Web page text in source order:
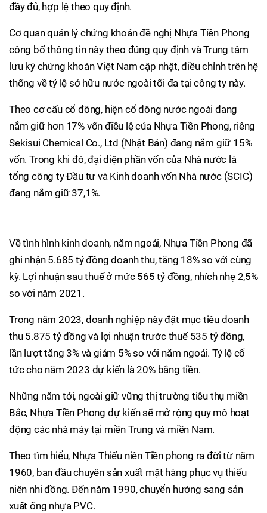
đầy đủ, hợp lệ theo quy định.
Cơ quan quản lý chứng khoán đề nghị Nhựa Tiền Phong
công bố thông tin này theo đúng quy định và Trung tâm
lưu ký chứng khoán Việt Nam cập nhật, điều chỉnh trên hệ
thống về tỷ lệ sở hữu nước ngoài tối đa tại công ty này.
Theo cơ cấu cổ đông, hiện cổ đông nước ngoài đang
nắm giữ hơn 17% vốn điều lệ của Nhựa Tiền Phong, riêng
Sekisui Chemical Co., Ltd (Nhật Bản) đang nắm giữ 15%
vốn. Trong khi đó, đại diện phần vốn của Nhà nước là
tổng công ty Đầu tư và Kinh doanh vốn Nhà nước (SCIC)
đang nắm giữ 37,1%.
Về tình hình kinh doanh, năm ngoái, Nhựa Tiền Phong đã
ghi nhận 5.685 tỷ đồng doanh thu, tăng 18% so với cùng
kỳ. Lợi nhuận sau thuế ở mức 565 tỷ đồng, nhích nhẹ 2,5%
so với năm 2021.
Trong năm 2023, doanh nghiệp này đặt mục tiêu doanh
thu 5.875 tỷ đồng và lợi nhuận trước thuế 535 tỷ đồng,
lần lượt tăng 3% và giảm 5% so với năm ngoái. Tỷ lệ cổ
tức cho năm 2023 dự kiến là 20% bằng tiền.
Những năm tới, ngoài giữ vững thị trường tiêu thụ miền
Bắc, Nhựa Tiền Phong dự kiến sẽ mở rộng quy mô hoạt
động các nhà máy tại miền Trung và miền Nam.
Theo tìm hiểu, Nhựa Thiếu niên Tiền phong ra đời từ năm
1960, ban đầu chuyên sản xuất mặt hàng phục vụ thiếu
niên nhi đồng. Đến năm 1990, chuyển hướng sang sản
xuất ống nhựa PVC.